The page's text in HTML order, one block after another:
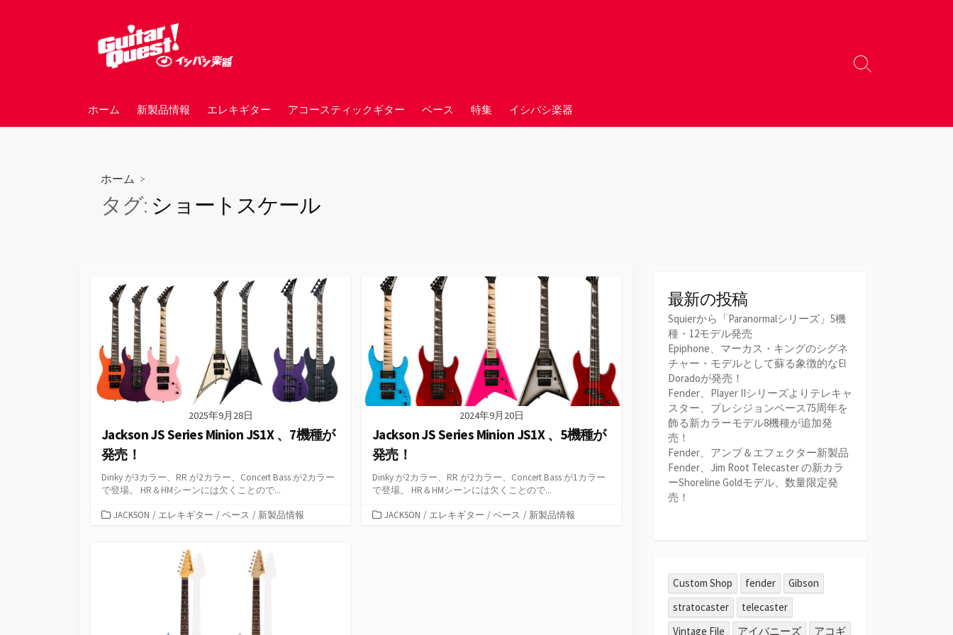
ホーム 新製品情報 エレキギター アコースティックギター ベース 特集 イシバシ楽器
検
替
ホーム >
タグ: ショートスケール
2025年9月28日
Jackson JS Series Minion JS1X 、7機種が
発売！
Dinky が3カラー、RR が2カラー、Concert Bass が2カラー
で登場。 HR＆HMシーンには欠くことので...
カJACKSON / エレキギター / ベース / 新製品情報
2024年9月20日
Jackson JS Series Minion JS1X 、5機種が
発売！
Dinky が2カラー、RR が2カラー、Concert Bass が1カラー
で登場。 HR＆HMシーンには欠くことので...
カJACKSON / エレキギター / ベース / 新製品情報
最新の投稿
Squierから「Paranormalシリーズ」5機
種・12モデル発売
Epiphone、マーカス・キングのシグネ
チャー・モデルとして蘇る象徴的なEl
Doradoが発売！
Fender、Player IIシリーズよりテレキャ
スター、プレシジョンベース75周年を
飾る新カラーモデル8機種が追加発
売！
Fender、アンプ＆エフェクター新製品
Fender、Jim Root Telecaster の新カラ
ーShoreline Goldモデル、数量限定発
売！
Custom Shop fender
Gibson
stratocaster
telecaster
Vintage File
アイバニーズ
アコギ